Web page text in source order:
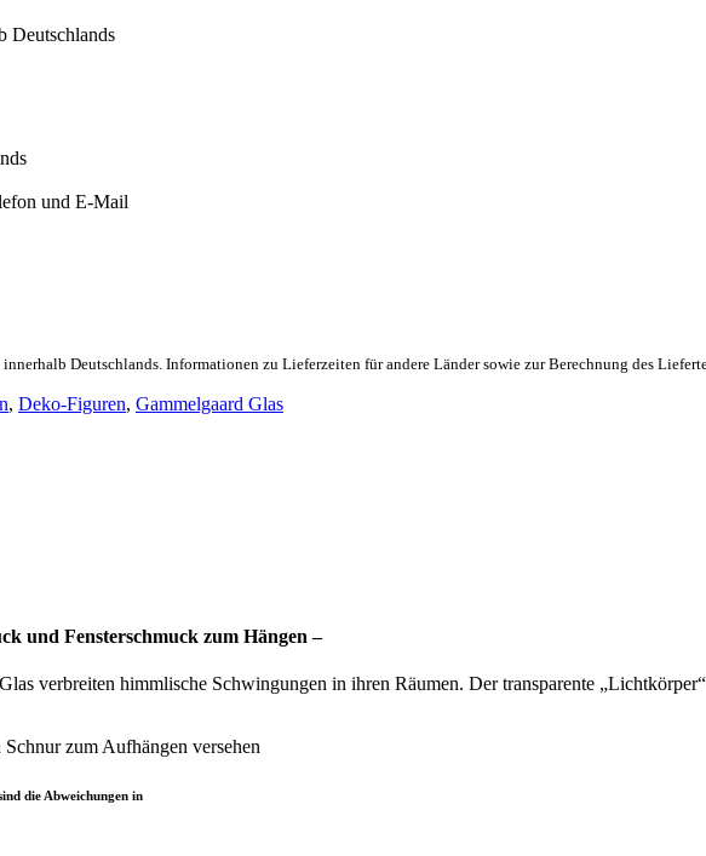
Deutschlands
und E-Mail
Deutschlands. Informationen zu Lieferzeiten für andere Länder sowie zur Berechnung des
, Deko-Figuren, Gammelgaard Glas
und Fensterschmuck zum Hängen –
verbreiten himmlische Schwingungen in ihren Räumen. Der transparente
zum Aufhängen versehen
die Abweichungen in